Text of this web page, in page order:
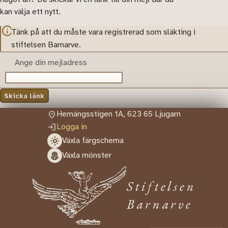
kan välja ett nytt.
Tänk på att du måste vara registrerad som släkting i
stiftelsen Barnarve.
Ange din mejladress
Skicka länk
Hemängsstigen 1A, 623 65 Ljugarn
Logga in
Växla färgschema
Växla mönster
Stiftelsen
Barnarve